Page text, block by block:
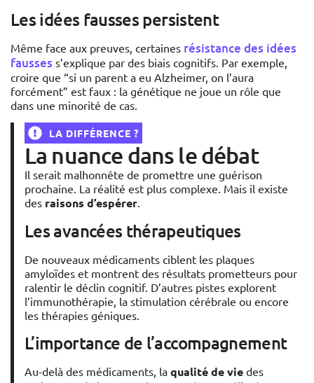
Les idées fausses persistent
Même face aux preuves, certaines résistance des idées
fausses s’explique par des biais cognitifs. Par exemple,
croire que “si un parent a eu Alzheimer, on l’aura
forcément” est faux : la génétique ne joue un rôle que
dans une minorité de cas.
LA DIFFÉRENCE ?
La nuance dans le débat
Il serait malhonnête de promettre une guérison
prochaine. La réalité est plus complexe. Mais il existe
des raisons d’espérer.
Les avancées thérapeutiques
De nouveaux médicaments ciblent les plaques
amyloïdes et montrent des résultats prometteurs pour
ralentir le déclin cognitif. D’autres pistes explorent
l’immunothérapie, la stimulation cérébrale ou encore
les thérapies géniques.
L’importance de l’accompagnement
Au-delà des médicaments, la qualité de vie des